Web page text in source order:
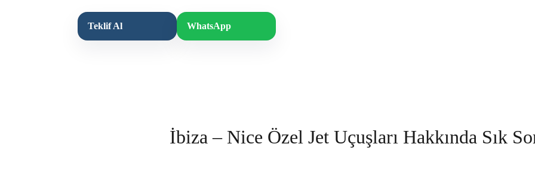
Teklif Al WhatsApp
İbiza – Nice Özel Jet Uçuşları Hakkında Sık